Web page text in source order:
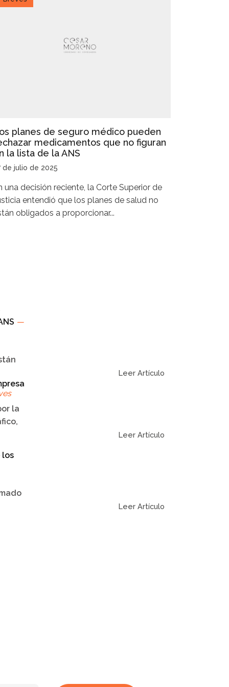
planes de seguro médico pueden
medicamentos que no figuran
la lista de la ANS
de julio de 2025
una decisión reciente, la Corte Superior de
entendió que los planes de salud no
obligados a proporcionar...
—
Leer Artículo
la
Leer Artículo
los
Leer Artículo